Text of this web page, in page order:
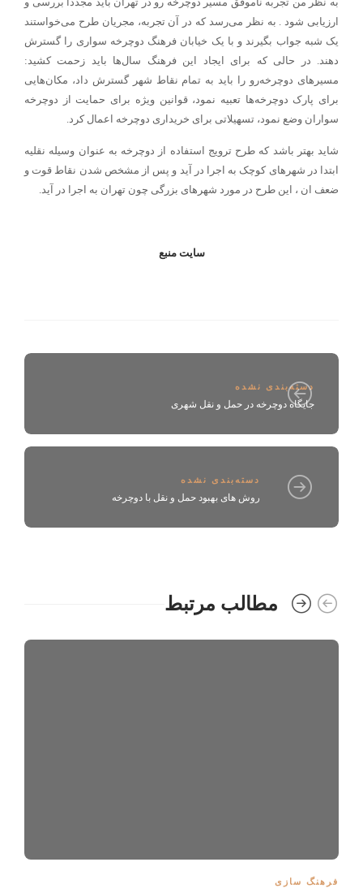
ارزیابی شود . به نظر می‌رسد که در آن تجربه، مجریان طرح می‌خواستند
یک شبه جواب بگیرند و با یک خیابان فرهنگ دوچرخه سواری را گسترش
دهند. در حالی که برای ایجاد این فرهنگ سال‌ها باید زحمت کشید:
مسیر‌های دوچرخه‌رو را باید به تمام نقاط شهر گسترش داد، مکان‌هایی
برای پارک دوچرخه‌ها تعبیه نمود، قوانین ویژه برای حمایت از دوچرخه
سواران وضع نمود، تسهیلاتی برای خریداری دوچرخه اعمال کرد.
شاید بهتر باشد که طرح ترویج استفاده از دوچرخه به عنوان وسیله نقلیه
ابتدا در شهرهای کوچک به اجرا در آید و پس از مشخص شدن نقاط قوت و
ضعف ان ، این طرح در مورد شهرهای بزرگی چون تهران به اجرا در آید.
سايت منبع
دسته‌بندی نشده
جایگاه دوچرخه در حمل و نقل شهری
دسته‌بندی نشده
روش های بهبود حمل و نقل با دوچرخه
مطالب مرتبط
فرهنگ سازی